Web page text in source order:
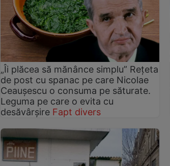
„Îi plăcea să mănânce simplu” Rețeta
de post cu spanac pe care Nicolae
Ceaușescu o consuma pe săturate.
Leguma pe care o evita cu
desăvârșire Fapt divers